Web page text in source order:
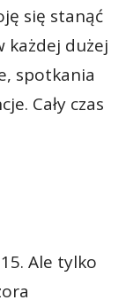
się stanąć
każdej dużej
spotkania
Cały czas
Ale tylko